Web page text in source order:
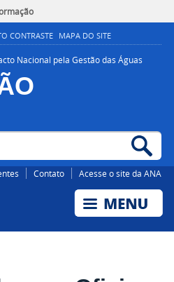
CONTRASTE MAPA DO SITE
Nacional pela Gestão das Águas
E SANEAMENTO BÁSICO
Contato Acesse o site da ANA